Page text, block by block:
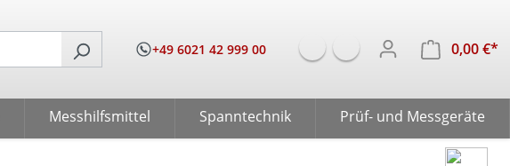
+49 6021 42 999 00
0,00 €*
Messhilfsmittel Spanntechnik Prüf- und Messgeräte